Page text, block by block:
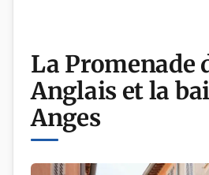
La Promenade
Anglais et la
Anges